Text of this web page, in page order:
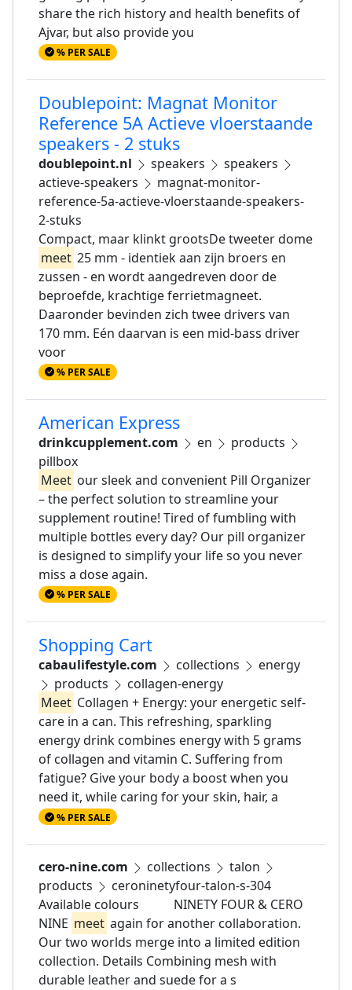
share the rich history and health benefits of
Ajvar, but also provide you
% PER SALE
Doublepoint: Magnat Monitor
Reference 5A Actieve vloerstaande
speakers - 2 stuks
doublepoint.nl speakers
speakers
actieve-speakers
magnat-monitor-
reference-5a-actieve-vloerstaande-speakers-
2-stuks
Compact, maar klinkt grootsDe tweeter dome
meet 25 mm - identiek aan zijn broers en
zussen - en wordt aangedreven door de
beproefde, krachtige ferrietmagneet.
Daaronder bevinden zich twee drivers van
170 mm. Eén daarvan is een mid-bass driver
voor
% PER SALE
American Express
drinkcupplement.com en
products
pillbox
Meet our sleek and convenient Pill Organizer
– the perfect solution to streamline your
supplement routine! Tired of fumbling with
multiple bottles every day? Our pill organizer
is designed to simplify your life so you never
miss a dose again.
% PER SALE
Shopping Cart
cabaulifestyle.com collections
energy
products
collagen-energy
Meet Collagen + Energy: your energetic self-
care in a can. This refreshing, sparkling
energy drink combines energy with 5 grams
of collagen and vitamin C. Suffering from
fatigue? Give your body a boost when you
need it, while caring for your skin, hair, a
% PER SALE
cero-nine.com collections
talon
products
ceroninetyfour-talon-s-304
Available colours NINETY FOUR & CERO
NINE meet again for another collaboration.
Our two worlds merge into a limited edition
collection. Details Combining mesh with
durable leather and suede for a s